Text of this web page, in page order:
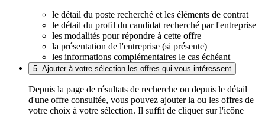
le détail du poste recherché et les éléments de contrat
le détail du profil du candidat recherché par l'entreprise
les modalités pour répondre à cette offre
la présentation de l'entreprise (si présente)
les informations complémentaires le cas échéant
5. Ajouter à votre sélection les offres qui vous intéressent
Depuis la page de résultats de recherche ou depuis le détail
d'une offre consultée, vous pouvez ajouter la ou les offres de
votre choix à votre sélection. Il suffit de cliquer sur l'icône